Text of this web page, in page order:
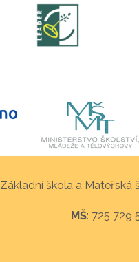
Základní škola a Mateřská
MŠ: 725 729